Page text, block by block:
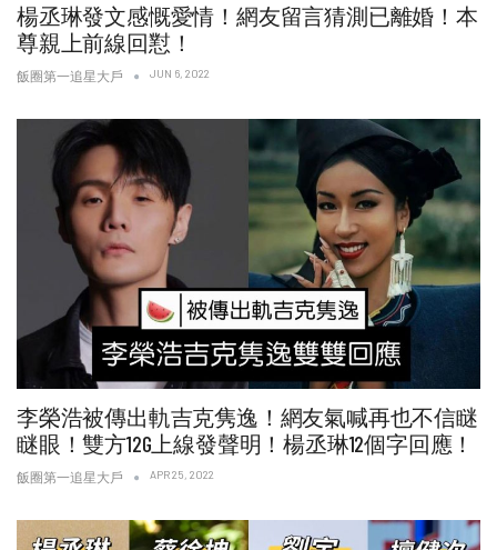
楊丞琳發文感慨愛情！網友留言猜測已離婚！本
尊親上前線回懟！
飯圈第一追星大戶 JUN 6, 2022
李榮浩被傳出軌吉克隽逸！網友氣喊再也不信瞇
瞇眼！雙方12G上線發聲明！楊丞琳12個字回應！
飯圈第一追星大戶 APR 25, 2022